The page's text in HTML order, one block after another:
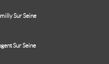
Sur Seine
Sur Seine